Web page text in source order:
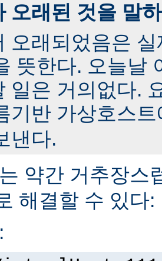
오래된 것을 말
오래되었음은
뜻한다. 오늘날
일은 거의없다.
기반 가상호스
낸다.
약간 거추장스
해결할 수 있다: